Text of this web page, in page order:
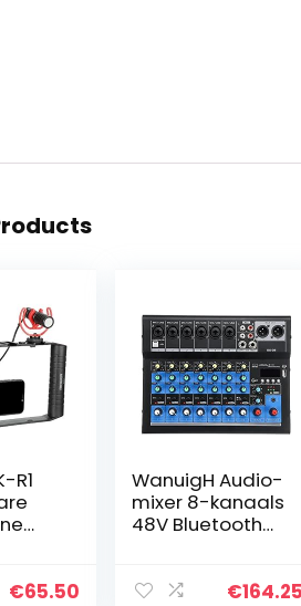
R1
LED-
€65.50
WanuigH Audio-
mixer 8-kanaals
48V Bluetooth
geluid
€164.25